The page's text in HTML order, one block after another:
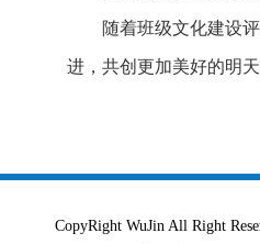
随着班级文化建设
进，共创更加美好的明天
CopyRight WuJin All Right